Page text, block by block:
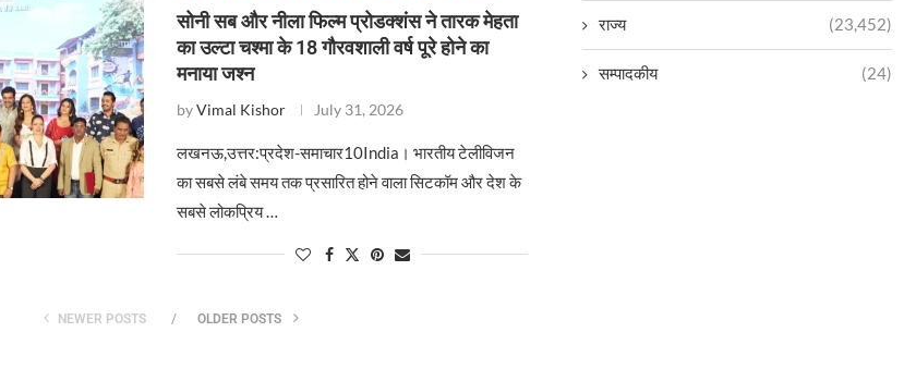
सोनी सब और नीला फिल्म प्रोडक्शंस ने तारक मेहता
का उल्टा चश्मा के 18 गौरवशाली वर्ष पूरे होने का
मनाया जश्न
byVimal Kishor July 31, 2026
लखनऊ,उत्तर:प्रदेश-समाचार10India। भारतीय टेलीविजन
का सबसे लंबे समय तक प्रसारित होने वाला सिटकॉम और देश के
सबसे लोकप्रिय …
NEWER POSTS OLDER POSTS
राज्य (23,452)
सम्पादकीय (24)